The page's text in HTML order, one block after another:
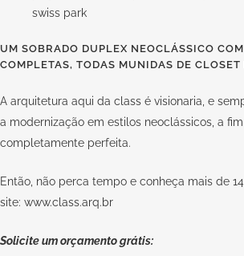
swiss park
UM SOBRADO DUPLEX NEOCLÁSSICO
COMPLETAS, TODAS MUNIDAS DE
A arquitetura aqui da class é visionaria, e
a modernização em estilos neoclássicos, a
completamente perfeita.
Então, não perca tempo e conheça mais de
site: www.class.arq.br
Solicite um orçamento grátis: